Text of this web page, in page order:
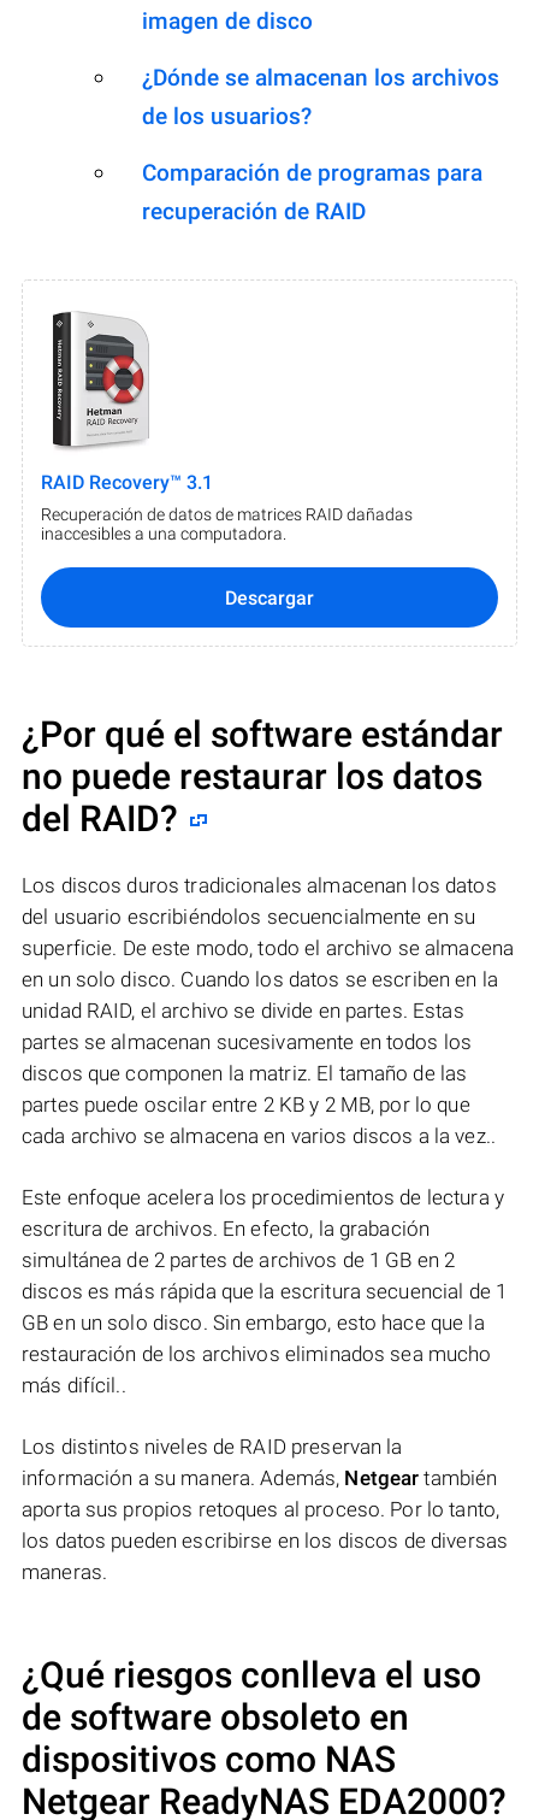
imagen de disco
¿Dónde se almacenan los archivos
de los usuarios?
Comparación de programas para
recuperación de RAID
RAID Recovery™ 3.1
Recuperación de datos de matrices RAID dañadas
inaccesibles a una computadora.
Descargar
¿Por qué el software estándar
no puede restaurar los datos
del RAID?
Los discos duros tradicionales almacenan los datos
del usuario escribiéndolos secuencialmente en su
superficie. De este modo, todo el archivo se almacena
en un solo disco. Cuando los datos se escriben en la
unidad RAID, el archivo se divide en partes. Estas
partes se almacenan sucesivamente en todos los
discos que componen la matriz. El tamaño de las
partes puede oscilar entre 2 KB y 2 MB, por lo que
cada archivo se almacena en varios discos a la vez..
Este enfoque acelera los procedimientos de lectura y
escritura de archivos. En efecto, la grabación
simultánea de 2 partes de archivos de 1 GB en 2
discos es más rápida que la escritura secuencial de 1
GB en un solo disco. Sin embargo, esto hace que la
restauración de los archivos eliminados sea mucho
más difícil..
Los distintos niveles de RAID preservan la
información a su manera. Además, Netgear también
aporta sus propios retoques al proceso. Por lo tanto,
los datos pueden escribirse en los discos de diversas
maneras.
¿Qué riesgos conlleva el uso
de software obsoleto en
dispositivos como NAS
Netgear ReadyNAS EDA2000?